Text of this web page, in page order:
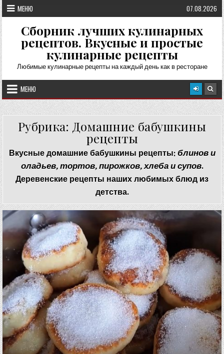
Перейти
к
содержимому
МЕНЮ 07.08.2026
Сборник лучших кулинарных
рецептов. Вкусные и простые
кулинарные рецепты
Любимые кулинарные рецепты на каждый день как в ресторане
МЕНЮ
Рубрика: Домашние бабушкины
рецепты
Вкусные домашние бабушкины рецепты: блинов и
оладьев, тортов, пирожков, хлеба и супов.
Деревенские рецепты наших любимых блюд из
детства.